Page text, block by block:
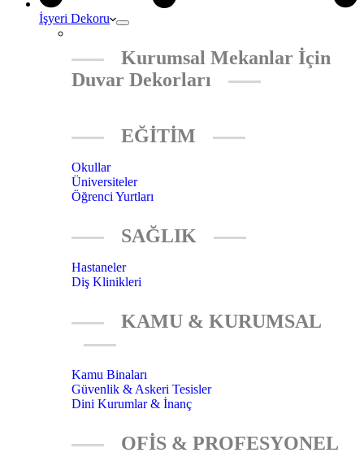
İşyeri Dekoru
Kurumsal Mekanlar İçin
Duvar Dekorları
EĞİTİM
Okullar
Üniversiteler
Öğrenci Yurtları
SAĞLIK
Hastaneler
Diş Klinikleri
KAMU & KURUMSAL
Kamu Binaları
Güvenlik & Askeri Tesisler
Dini Kurumlar & İnanç
OFİS & PROFESYONEL